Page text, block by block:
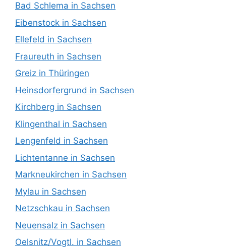
Bad Schlema in Sachsen
Eibenstock in Sachsen
Ellefeld in Sachsen
Fraureuth in Sachsen
Greiz in Thüringen
Heinsdorfergrund in Sachsen
Kirchberg in Sachsen
Klingenthal in Sachsen
Lengenfeld in Sachsen
Lichtentanne in Sachsen
Markneukirchen in Sachsen
Mylau in Sachsen
Netzschkau in Sachsen
Neuensalz in Sachsen
Oelsnitz/Vogtl. in Sachsen